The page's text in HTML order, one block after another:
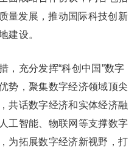
量发展，推动国际科技创新
建设。
，充分发挥“科创中国”数字
势，聚集数字经济领域顶尖
共话数字经济和实体经济融
工智能、物联网等支撑数字
为拓展数字经济新视野，打